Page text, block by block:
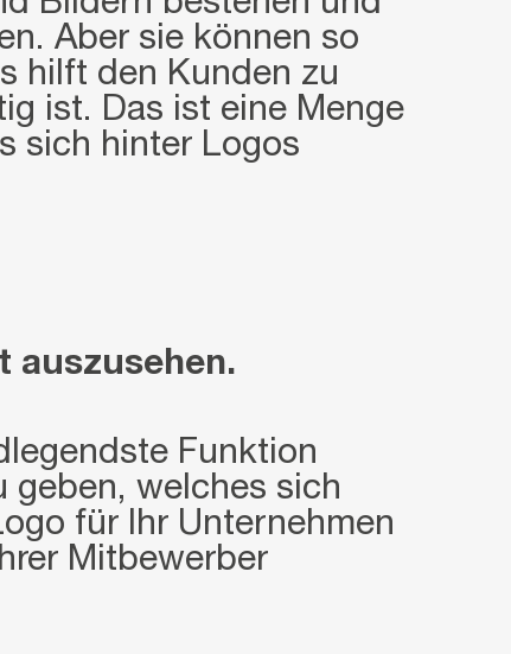
Aber sie können so
hilft den Kunden zu
ist. Das ist eine Menge
sich hinter Logos
auszusehen.
Funktion
geben, welches sich
für Ihr Unternehmen
Mitbewerber